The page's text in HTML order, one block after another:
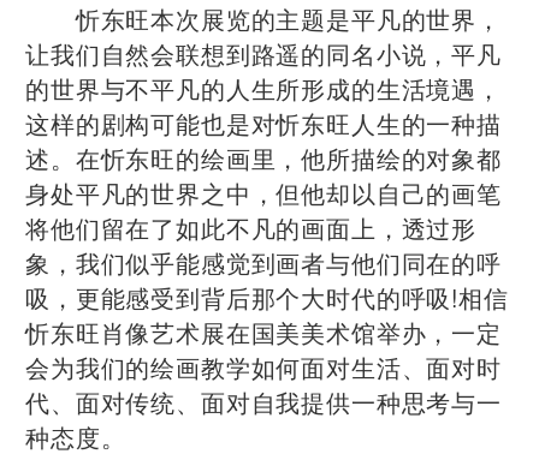
忻东旺本次展览的主题是平凡的世界，
让我们自然会联想到路遥的同名小说，平凡
的世界与不平凡的人生所形成的生活境遇，
这样的剧构可能也是对忻东旺人生的一种描
述。在忻东旺的绘画里，他所描绘的对象都
身处平凡的世界之中，但他却以自己的画笔
将他们留在了如此不凡的画面上，透过形
象，我们似乎能感觉到画者与他们同在的呼
吸，更能感受到背后那个大时代的呼吸!相信
忻东旺肖像艺术展在国美美术馆举办，一定
会为我们的绘画教学如何面对生活、面对时
代、面对传统、面对自我提供一种思考与一
种态度。